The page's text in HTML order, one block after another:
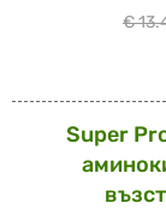
€
Super